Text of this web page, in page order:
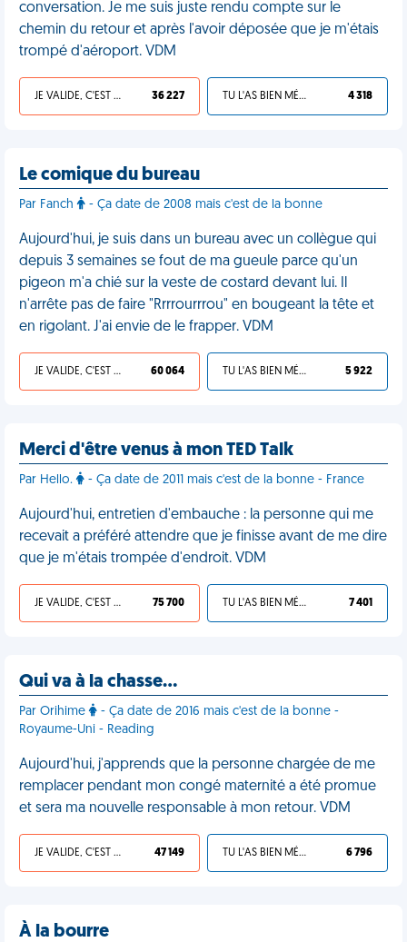
conversation. Je me suis juste rendu compte sur le
chemin du retour et après l'avoir déposée que je m'étais
trompé d'aéroport. VDM
JE VALIDE, C'EST UNE VDM 36 227 TU L'AS BIEN MÉRITÉ 4 318
Le comique du bureau
Par Fanch - Ça date de 2008 mais c'est de la bonne
Aujourd'hui, je suis dans un bureau avec un collègue qui
depuis 3 semaines se fout de ma gueule parce qu'un
pigeon m'a chié sur la veste de costard devant lui. Il
n'arrête pas de faire "Rrrrourrrou" en bougeant la tête et
en rigolant. J'ai envie de le frapper. VDM
JE VALIDE, C'EST UNE VDM 60 064 TU L'AS BIEN MÉRITÉ 5 922
Merci d'être venus à mon TED Talk
Par Hello. - Ça date de 2011 mais c'est de la bonne - France
Aujourd'hui, entretien d'embauche : la personne qui me
recevait a préféré attendre que je finisse avant de me dire
que je m'étais trompée d'endroit. VDM
JE VALIDE, C'EST UNE VDM 75 700 TU L'AS BIEN MÉRITÉ 7 401
Qui va à la chasse…
Par Orihime
- Ça date de 2016 mais c'est de la bonne -
Royaume-Uni - Reading
Aujourd'hui, j'apprends que la personne chargée de me
remplacer pendant mon congé maternité a été promue
et sera ma nouvelle responsable à mon retour. VDM
JE VALIDE, C'EST UNE VDM 47 149 TU L'AS BIEN MÉRITÉ 6 796
À la bourre